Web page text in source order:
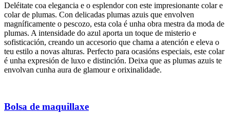
Deléitate coa elegancia e o esplendor con este impresionante colar e
colar de plumas. Con delicadas plumas azuis que envolven
magníficamente o pescozo, esta cola é unha obra mestra da moda de
plumas. A intensidade do azul aporta un toque de misterio e
sofisticación, creando un accesorio que chama a atención e eleva o
teu estilo a novas alturas. Perfecto para ocasións especiais, este colar
é unha expresión de luxo e distinción. Deixa que as plumas azuis te
envolvan cunha aura de glamour e orixinalidade.
Bolsa de maquillaxe